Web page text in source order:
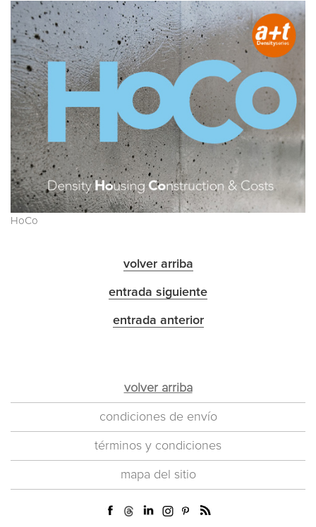
HoCo
volver arriba
entrada siguiente
entrada anterior
volver arriba
condiciones de envío
términos y condiciones
mapa del sitio